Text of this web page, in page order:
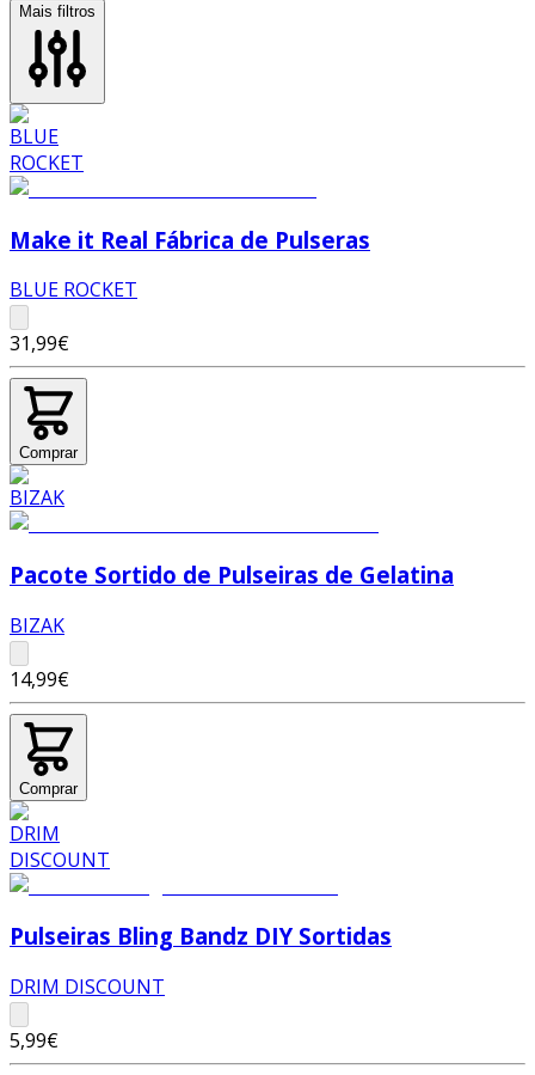
Mais filtros
Make it Real Fábrica de Pulseras
BLUE ROCKET
31,99€
Comprar
Pacote Sortido de Pulseiras de Gelatina
BIZAK
14,99€
Comprar
Pulseiras Bling Bandz DIY Sortidas
DRIM DISCOUNT
5,99€